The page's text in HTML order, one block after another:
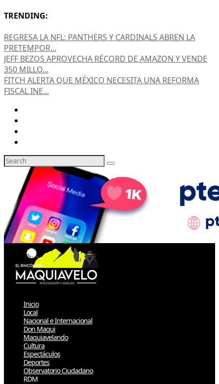
TRENDING:
REGRESA LA NFL: PANTHERS Y CARDINALS ABREN LA
PRETEMPOR...
JEFF BEZOS APROVECHA RÉCORD DE AMAZON Y VENDE
350 MILLO...
FITCH ALERTA QUE MÉXICO NECESITA UNA REFORMA
FISCAL INE...
Inicio
Local
Nacional e Internacional
Don Maqui
Maquiavelando
Cultura
Espectáculos
Deportes
Observatorio Ciudadano
RDM